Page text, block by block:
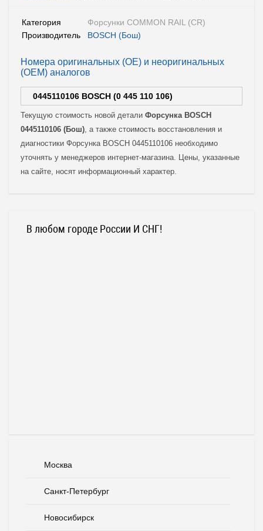
Категория
Форсунки COMMON RAIL (CR)
Производитель
BOSCH (Бош)
Номера оригинальных (OE) и неоригинальных
(OEM) аналогов
0445110106 BOSCH (0 445 110 106)
Текущую стоимость новой детали Форсунка BOSCH
0445110106 (Бош), а также стоимость восстановления и
диагностики Форсунка BOSCH 0445110106 необходимо
уточнять у менеджеров интернет-магазина. Цены, указанные
на сайте, носят информационный характер.
В любом городе России И СНГ!
Москва
Санкт-Петербург
Новосибирск